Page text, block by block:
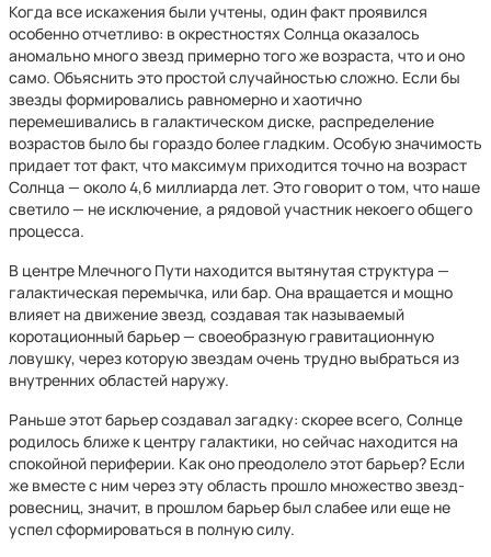
Когда все искажения были учтены, один факт проявился
особенно отчетливо: в окрестностях Солнца оказалось
аномально много звезд примерно того же возраста, что и оно
само. Объяснить это простой случайностью сложно. Если бы
звезды формировались равномерно и хаотично
перемешивались в галактическом диске, распределение
возрастов было бы гораздо более гладким. Особую значимость
придает тот факт, что максимум приходится точно на возраст
Солнца — около 4,6 миллиарда лет. Это говорит о том, что наше
светило — не исключение, а рядовой участник некоего общего
процесса.
В центре Млечного Пути находится вытянутая структура —
галактическая перемычка, или бар. Она вращается и мощно
влияет на движение звезд, создавая так называемый
коротационный барьер — своеобразную гравитационную
ловушку, через которую звездам очень трудно выбраться из
внутренних областей наружу.
Раньше этот барьер создавал загадку: скорее всего, Солнце
родилось ближе к центру галактики, но сейчас находится на
спокойной периферии. Как оно преодолело этот барьер? Если
же вместе с ним через эту область прошло множество звезд-
ровесниц, значит, в прошлом барьер был слабее или еще не
успел сформироваться в полную силу.